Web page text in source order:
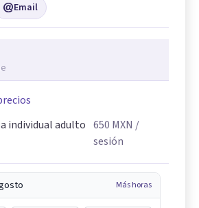
Email
individual adulto 650 MXN /
sesión
Más horas